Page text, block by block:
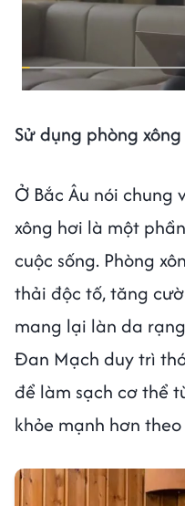
Sử dụng phòng
Ở Bắc Âu nói
xông hơi là một
cuộc sống. Phòng
thải độc tố, tăng
mang lại làn da
Đan Mạch duy trì
để làm sạch cơ thể
khỏe mạnh hơn